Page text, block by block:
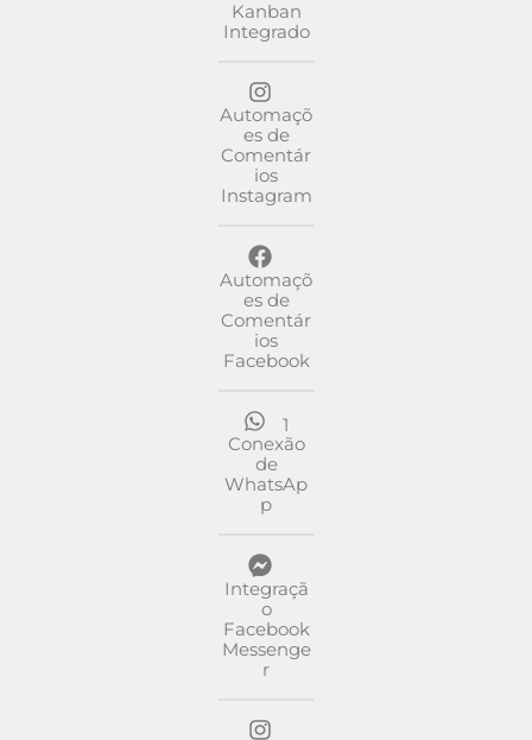
Kanban
Integrado
Automaçõ
es de
Comentár
ios
Instagram
Automaçõ
es de
Comentár
ios
Facebook
1
Conexão
de
WhatsAp
p
Integraçã
o
Facebook
Messenge
r